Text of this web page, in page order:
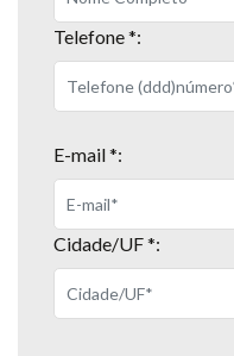
Telefone *:
E-mail *:
Cidade/UF *: